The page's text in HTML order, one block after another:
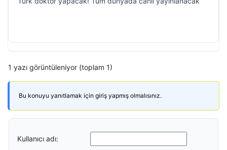
1 yazı görüntüleniyor (toplam 1)
Bu konuyu yanıtlamak için giriş yapmış olmalısınız.
Kullanıcı adı: